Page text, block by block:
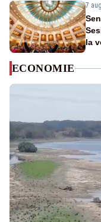
7
la
ECONOMIE